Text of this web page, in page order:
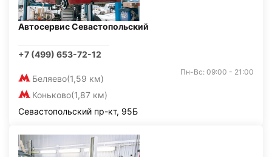
Автосервис Севастопольский
+7 (499) 653-72-12
Беляево(1,59 км)
Коньково(1,87 км)
Пн-Вс: 09:00 - 21:00
Севастопольский пр-кт, 95Б